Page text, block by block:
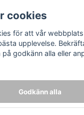
cookies
för att vår
upplevelse.
godkänn alla eller
Godkänn alla